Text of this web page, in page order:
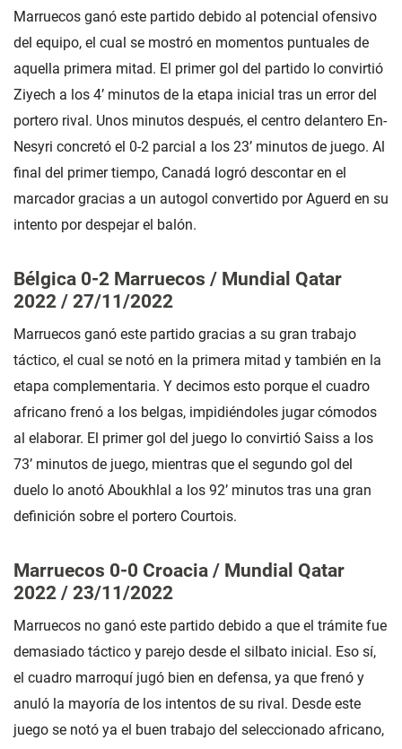
Marruecos ganó este partido debido al potencial ofensivo
del equipo, el cual se mostró en momentos puntuales de
aquella primera mitad. El primer gol del partido lo convirtió
Ziyech a los 4’ minutos de la etapa inicial tras un error del
portero rival. Unos minutos después, el centro delantero En-
Nesyri concretó el 0-2 parcial a los 23’ minutos de juego. Al
final del primer tiempo, Canadá logró descontar en el
marcador gracias a un autogol convertido por Aguerd en su
intento por despejar el balón.
Bélgica 0-2 Marruecos / Mundial Qatar
2022 / 27/11/2022
Marruecos ganó este partido gracias a su gran trabajo
táctico, el cual se notó en la primera mitad y también en la
etapa complementaria. Y decimos esto porque el cuadro
africano frenó a los belgas, impidiéndoles jugar cómodos
al elaborar. El primer gol del juego lo convirtió Saiss a los
73’ minutos de juego, mientras que el segundo gol del
duelo lo anotó Aboukhlal a los 92’ minutos tras una gran
definición sobre el portero Courtois.
Marruecos 0-0 Croacia / Mundial Qatar
2022 / 23/11/2022
Marruecos no ganó este partido debido a que el trámite fue
demasiado táctico y parejo desde el silbato inicial. Eso sí,
el cuadro marroquí jugó bien en defensa, ya que frenó y
anuló la mayoría de los intentos de su rival. Desde este
juego se notó ya el buen trabajo del seleccionado africano,